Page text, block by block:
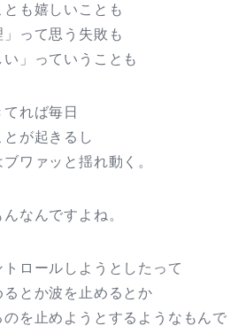
とも嬉しいことも
」って思う失敗も
い」っていうことも
てれば毎日
が起きるし
ワァッと揺れ動く。
なんですよね。
トロールしようとしたって
るとか波を止めるとか
のを止めようとするようなもんで